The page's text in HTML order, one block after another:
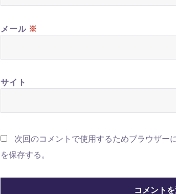
メール ※
サイト
次回のコメントで使用するためブラウザー
を保存する。